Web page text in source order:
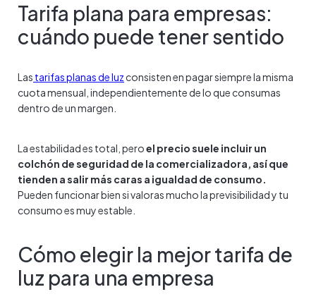
Tarifa plana para empresas:
cuándo puede tener sentido
Las tarifas planas de luz consisten en pagar siempre la misma
cuota mensual, independientemente de lo que consumas
dentro de un margen.
La estabilidad es total, peroel precio suele incluir un
colchón de seguridad de la comercializadora, así que
tienden a salir más caras a igualdad de consumo.
Pueden funcionar bien si valoras mucho la previsibilidad y tu
consumo es muy estable.
Cómo elegir la mejor tarifa de
luz para una empresa